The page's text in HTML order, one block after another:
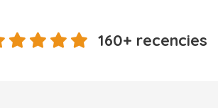
160+ recencies